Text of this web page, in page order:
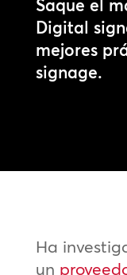
Saque el
Digital
mejores
signage.
Ha
un